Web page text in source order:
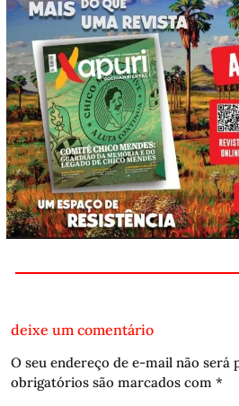
deixe um comentário
O seu endereço de e-mail não será
obrigatórios são marcados com *